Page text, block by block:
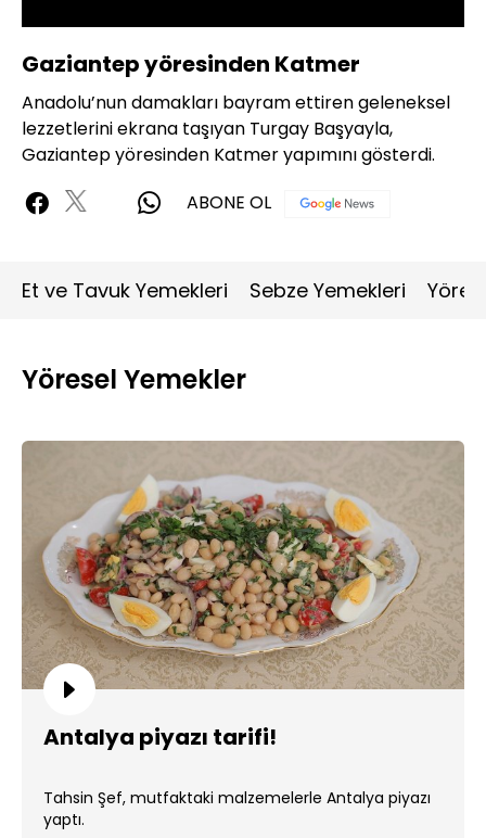
Gaziantep yöresinden Katmer
Anadolu’nun damakları bayram ettiren geleneksel
lezzetlerini ekrana taşıyan Turgay Başyayla,
Gaziantep yöresinden Katmer yapımını gösterdi.
ABONE OL
Et ve Tavuk Yemekleri Sebze Yemekleri
Yöresel Yemekler
Antalya piyazı tarifi!
Tahsin Şef, mutfaktaki malzemelerle Antalya piyazı
yaptı.